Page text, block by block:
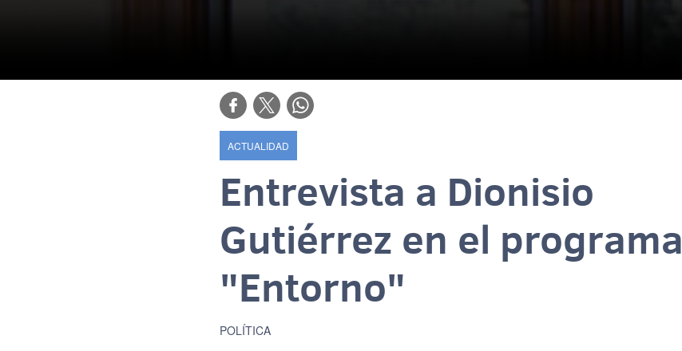
ACTUALIDAD
Entrevista a Dionisio
Gutiérrez en el programa
"Entorno"
POLÍTICA